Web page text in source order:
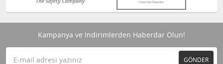
Kampanya ve İndirimlerden Haberdar Olun!
GÖNDER